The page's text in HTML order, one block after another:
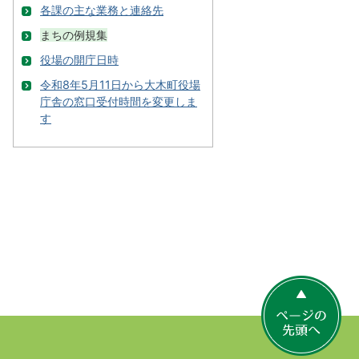
各課の主な業務と連絡先
まちの例規集
役場の開庁日時
令和8年5月11日から大木町役場
庁舎の窓口受付時間を変更しま
す
ー
ジ
の